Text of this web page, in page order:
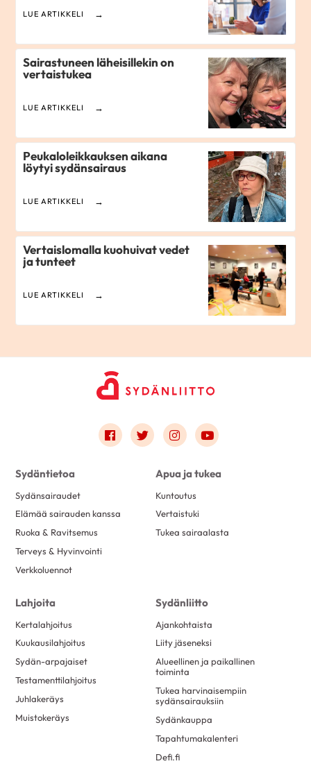
LUE ARTIKKELI
Sairastuneen läheisillekin on
vertaistukea
LUE ARTIKKELI
Peukaloleikkauksen aikana
löytyi sydänsairaus
LUE ARTIKKELI
Vertaislomalla kuohuivat vedet
ja tunteet
LUE ARTIKKELI
Link to facebook
Link to twitter
Link to instagram
Link to youtube
Sydäntietoa
Sydänsairaudet
Elämää sairauden kanssa
Ruoka & Ravitsemus
Terveys & Hyvinvointi
Verkkoluennot
Apua ja tukea
Kuntoutus
Vertaistuki
Tukea sairaalasta
Lahjoita
Kertalahjoitus
Kuukausilahjoitus
Sydän-arpajaiset
Testamenttilahjoitus
Juhlakeräys
Muistokeräys
Sydänliitto
Ajankohtaista
Liity jäseneksi
Alueellinen ja paikallinen
toiminta
Tukea harvinaisempiin
sydänsairauksiin
Sydänkauppa
Tapahtumakalenteri
Defi.fi